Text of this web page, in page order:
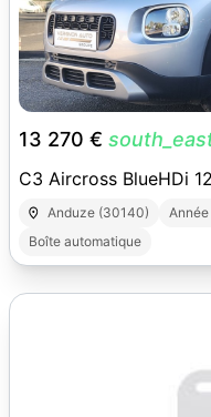
13 270 €
C3 Aircross BlueHDi
Anduze (30140) Année
Boîte automatique